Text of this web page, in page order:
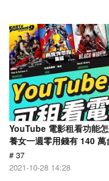
YouTube 電影租看功能
養女一週零用錢有 140
# 37
2021-10-28 14:28